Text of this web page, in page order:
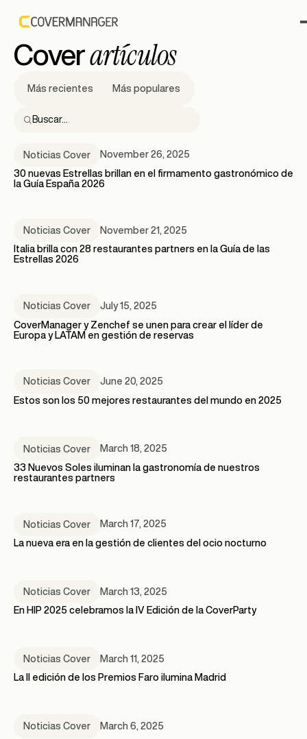
TodosNoticias
Coverartículos
Más recientes Más populares
Noticias Cover
November 26, 2025
30 nuevas Estrellas brillan en el firmamento gastronómico de
la Guía España 2026
Noticias Cover
November 21, 2025
Italia brilla con 28 restaurantes partners en la Guía de las
Estrellas 2026
Noticias Cover
July 15, 2025
CoverManager y Zenchef se unen para crear el líder de
Europa y LATAM en gestión de reservas
Noticias Cover
June 20, 2025
Estos son los 50 mejores restaurantes del mundo en 2025
Noticias Cover
March 18, 2025
33 Nuevos Soles iluminan la gastronomía de nuestros
restaurantes partners
Noticias Cover
March 17, 2025
La nueva era en la gestión de clientes del ocio nocturno
Noticias Cover
March 13, 2025
En HIP 2025 celebramos la IV Edición de la CoverParty
Noticias Cover
March 11, 2025
La II edición de los Premios Faro ilumina Madrid
Noticias Cover
March 6, 2025